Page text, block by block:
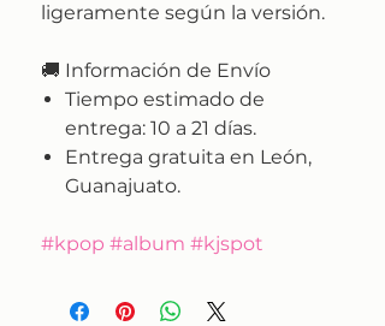
ligeramente según la versión.
🚚 Información de Envío
Tiempo estimado de
entrega: 10 a 21 días.
Entrega gratuita en León,
Guanajuato.
#kpop #album #kjspot